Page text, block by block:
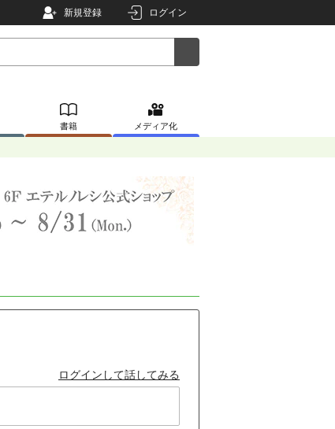
新規登録 ログイン
書籍 メディア化
ログインして話してみる